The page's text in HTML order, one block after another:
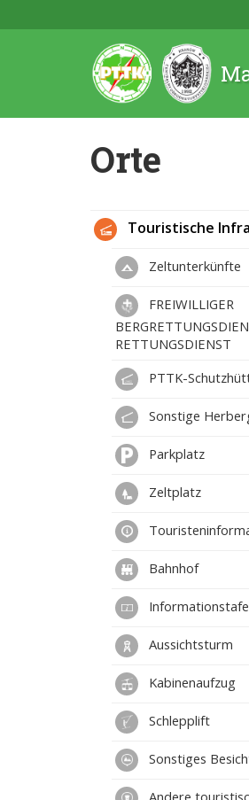
Orte
Touristische
Zeltunterkünfte
FREIWILLIGER
RETTUNGSDIENST
PTTK-
Sonstige
Parkplatz
Zeltplatz
Bahnhof
Aussichtsturm
Kabinenaufzug
Schlepplift
Sonstiges
Andere